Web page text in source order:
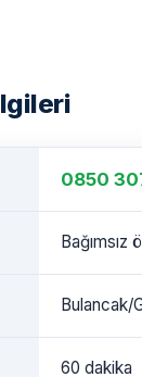
0850
Bulancak/
60 dakika